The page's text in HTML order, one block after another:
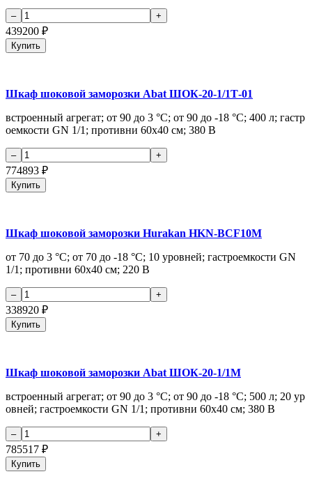
439200 ₽
Купить
Шкаф шоковой заморозки Abat ШОК-20-1/1Т-01
встроенный агрегат; от 90 до 3 °С; от 90 до -18 °С; 400 л; гастр
оемкости GN 1/1; противни 60х40 см; 380 В
774893 ₽
Купить
Шкаф шоковой заморозки Hurakan HKN-BCF10M
от 70 до 3 °С; от 70 до -18 °С; 10 уровней; гастроемкости GN
1/1; противни 60х40 см; 220 В
338920 ₽
Купить
Шкаф шоковой заморозки Abat ШОК-20-1/1М
встроенный агрегат; от 90 до 3 °С; от 90 до -18 °С; 500 л; 20 ур
овней; гастроемкости GN 1/1; противни 60х40 см; 380 В
785517 ₽
Купить